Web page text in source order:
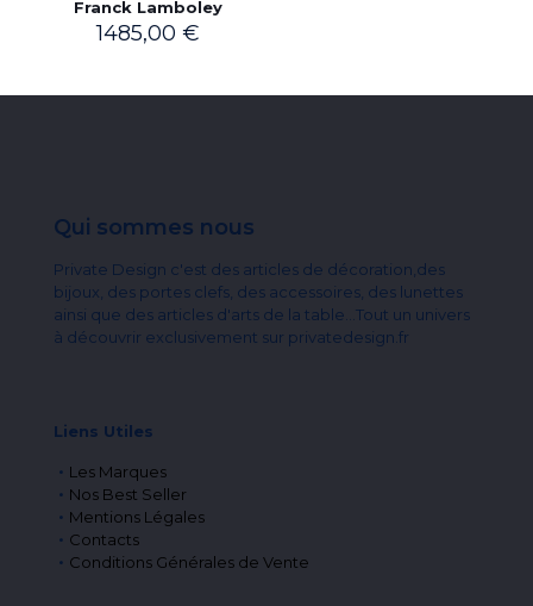
Franck Lamboley
1485,00€
Qui sommes nous
Private Design c'est des articles de décoration,des
bijoux, des portes clefs, des accessoires, des lunettes
ainsi que des articles d'arts de la table...Tout un univers
à découvrir exclusivement sur privatedesign.fr
Liens Utiles
Les Marques
Nos Best Seller
Mentions Légales
Contacts
Conditions Générales de Vente